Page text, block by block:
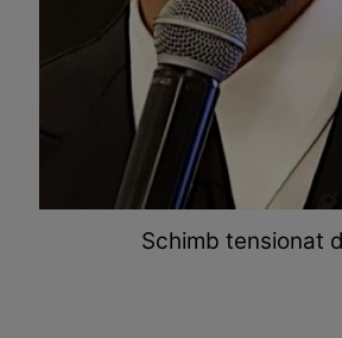
Schimb tensionat